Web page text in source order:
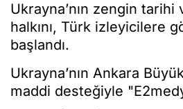
Ukrayna’nın zengin
halkını, Türk izleyicilere
başlandı.
Ukrayna’nın Ankara
maddi desteğiyle